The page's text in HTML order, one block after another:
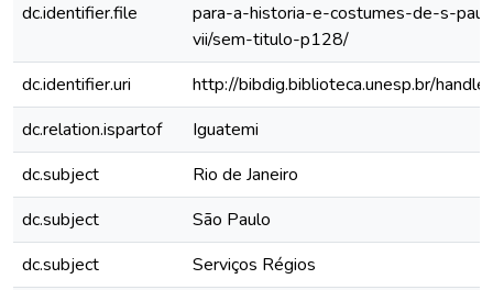
dc.identifier.file
para-a-historia-e-costumes-de-s-
vii/sem-titulo-p128/
dc.identifier.uri
http://bibdig.biblioteca.unesp.br/
dc.relation.ispartof
Iguatemi
dc.subject
Rio de Janeiro
dc.subject
São Paulo
dc.subject
Serviços Régios